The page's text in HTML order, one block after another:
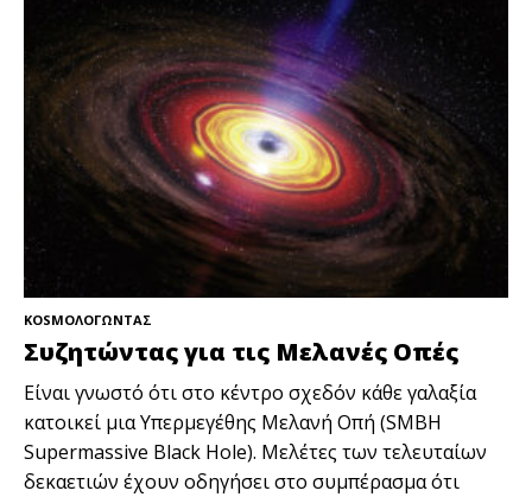
KOSMOΛΟΓΩΝΤΑΣ
Συζητώντας για τις Μελανές Οπές
Είναι γνωστό ότι στο κέντρο σχεδόν κάθε γαλαξία
κατοικεί μια Υπερμεγέθης Μελανή Οπή (SMBH
Supermassive Black Hole). Μελέτες των τελευταίων
δεκαετιών έχουν οδηγήσει στο συμπέρασμα ότι